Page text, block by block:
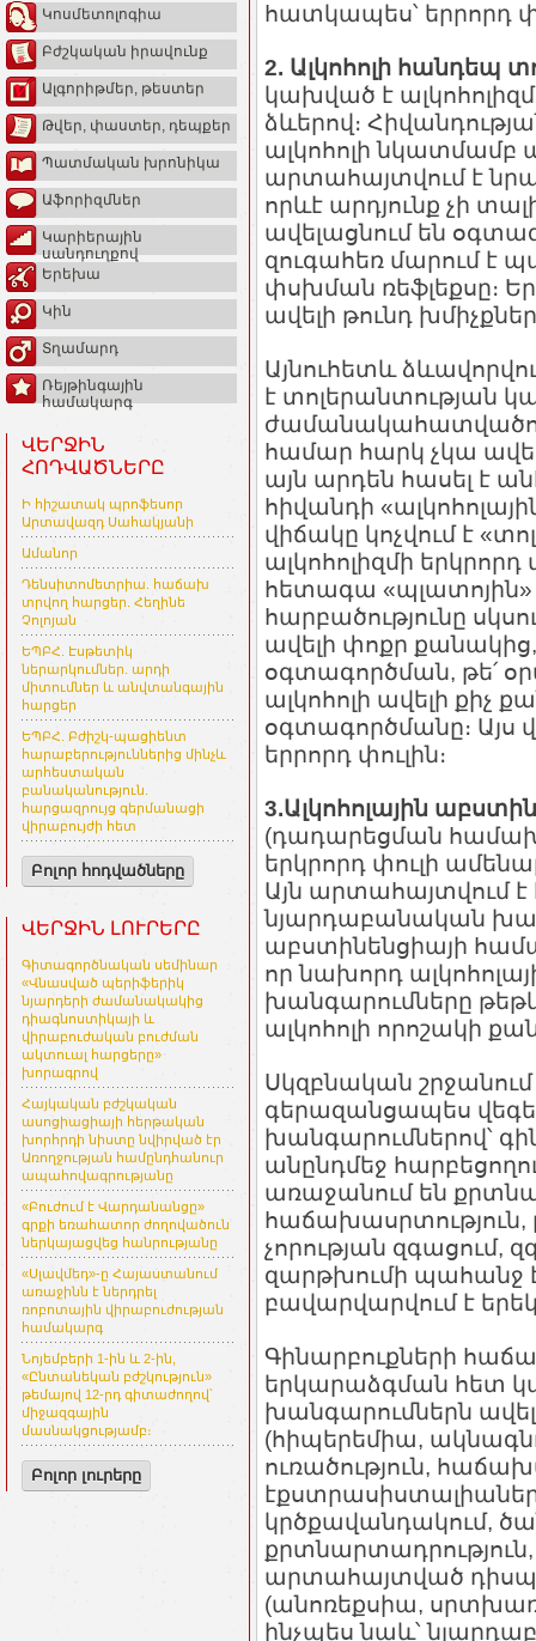
Կոսմետոլոգիա
Բժշկական իրավունք
Ալգորիթմեր, թեստեր
Թվեր, փաստեր, դեպքեր
Պատմական խրոնիկա
Աֆորիզմներ
Կարիերային
սանդուղքով
Երեխա
Կին
Տղամարդ
Ռեյթինգային
համակարգ
ՎԵՐՋԻՆ
ՀՈԴՎԱԾՆԵՐԸ
Ի հիշատակ պրոֆեսոր
Արտավազդ Սահակյանի
Ամանոր
Դենսիտոմետրիա. հաճախ
տրվող հարցեր. Հեղինե
Չոլոյան
ԵՊԲՀ. Էսթետիկ
ներարկումներ. արդի
միտումներ և անվտանգային
հարցեր
ԵՊԲՀ. Բժիշկ-պացիենտ
հարաբերություններից մինչև
արհեստական
բանականություն.
հարցազրույց գերմանացի
վիրաբույժի հետ
Բոլոր հոդվածները
ՎԵՐՋԻՆ ԼՈՒՐԵՐԸ
Գիտագործնական սեմինար
«Վնասված պերիֆերիկ
նյարդերի ժամանակակից
դիագնոստիկայի և
վիրաբուժական բուժման
ակտուալ հարցերը»
խորագրով
Հայկական բժշկական
ասոցիացիայի հերթական
խորհրդի նիստը նվիրված էր
Առողջության համընդհանուր
ապահովագրությանը
«Բուժում է Վարդանանցը»
գրքի եռահատոր ժողովածուն
ներկայացվեց հանրությանը
«Սլավմեդ»-ը Հայաստանում
առաջինն է ներդրել
ռոբոտային վիրաբուժության
համակարգ
Նոյեմբերի 1-ին և 2-ին,
«Ընտանեկան բժշկություն»
թեմայով 12-րդ գիտաժողով՝
միջազգային
մասնակցությամբ։
Բոլոր լուրերը
հատկապես՝ երրորդ
2. Ալկոհոլի հանդեպ
կախված է
ձևերով։
ալկոհոլի
արտահայտվում է
որևէ արդյունք չի
ավելացնում են
զուգահեռ մարում է
փսխման ռեֆլեքսը։
ավելի թունդ
Այնուհետև
է տոլերանտության
համար հարկ չկա
այն արդեն հասել է
հիվանդի
վիճակը կոչվում է
ալկոհոլիզմի
հետագա «պլատոյին»
հարբածությունը
ավելի փոքր քանակից,
օգտագործման, թե՛
ալկոհոլի ավելի քիչ
օգտագործմանը։ Այս
երրորդ փուլին։
3.Ալկոհոլային
(դադարեցման
երկրորդ փուլի
Այն արտահայտվում
նյարդաբանական
աբստինենցիայի
որ նախորդ
խանգարումները
ալկոհոլի որոշակի
Սկզբնական
գերազանցապես
խանգարումներով՝
անընդմեջ
առաջանում են
չորության զգացում,
զարթխումի պահանջ
բավարվարվում է
Գինարբուքների
երկարաձգման հետ
խանգարումներն
(հիպերեմիա,
ուռածություն,
կրծքավանդակում,
քրտնարտադրություն,
արտահայտված
(անոռեքսիա,
ինչպես նաև՝